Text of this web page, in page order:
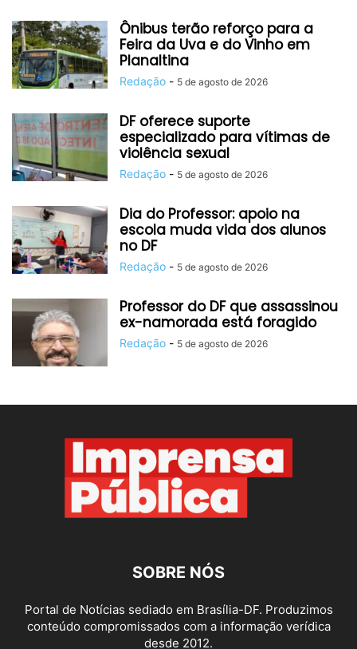
Ônibus terão reforço para a
Feira da Uva e do Vinho em
Planaltina
Redação - 5 de agosto de 2026
DF oferece suporte
especializado para vítimas de
violência sexual
Redação - 5 de agosto de 2026
Dia do Professor: apoio na
escola muda vida dos alunos
no DF
Redação - 5 de agosto de 2026
Professor do DF que assassinou
ex-namorada está foragido
Redação - 5 de agosto de 2026
SOBRE NÓS
Portal de Notícias sediado em Brasília-DF. Produzimos
conteúdo compromissados com a informação verídica
desde 2012.